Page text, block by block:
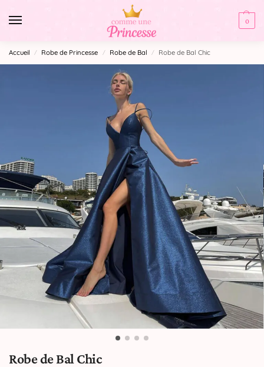
0
Accueil / Robe de Princesse / Robe de Bal / Robe de Bal Chic
Robe de Bal Chic